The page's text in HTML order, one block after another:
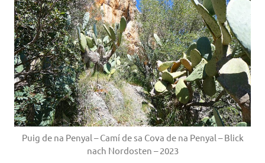
Puig de na Penyal – Camí de sa Cova de na Penyal – Blick
nach Nordosten – 2023